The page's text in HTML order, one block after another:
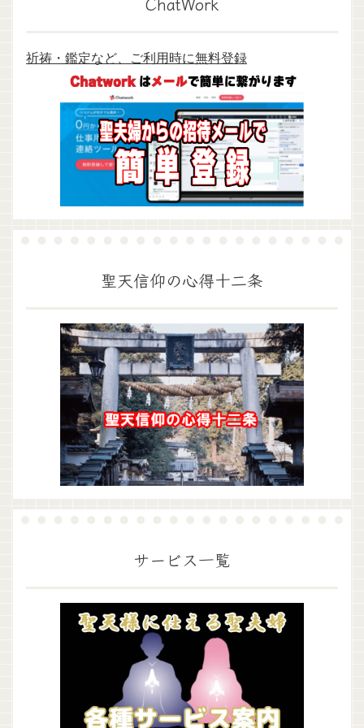
祈祷・鑑定など、ご利用時に無料登録
聖天信仰の心得十二条
サービス一覧